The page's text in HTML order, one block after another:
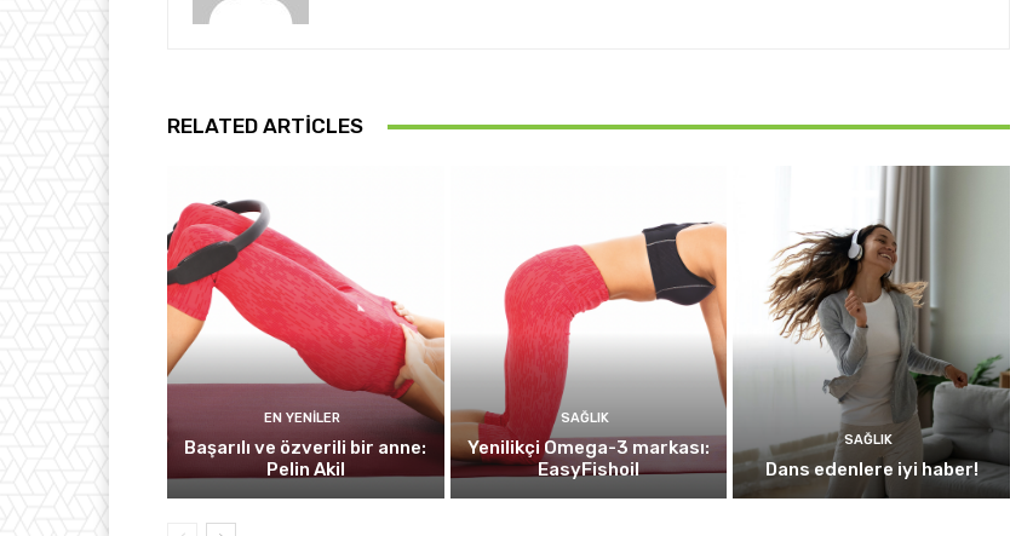
RELATED ARTICLES
EN YENILER
Başarılı ve özverili bir anne:
Pelin Akil
SAĞLIK
Yenilikçi Omega-3 markası:
EasyFishoil
SAĞLIK
Dans edenlere iyi haber!